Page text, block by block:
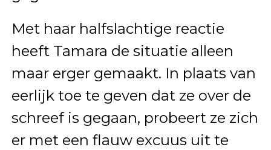
Met haar halfslachtige reactie
heeft Tamara de situatie alleen
maar erger gemaakt. In plaats van
eerlijk toe te geven dat ze over de
schreef is gegaan, probeert ze zich
er met een flauw excuus uit te